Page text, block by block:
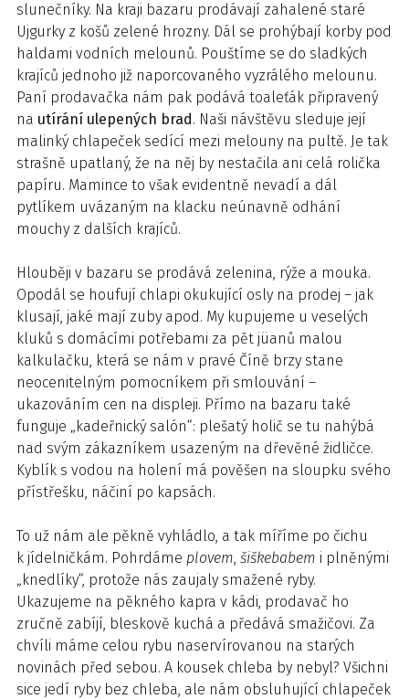
slunečníky. Na kraji bazaru prodávají zahalené staré
Ujgurky z košů zelené hrozny. Dál se prohýbají korby pod
haldami vodních melounů. Pouštíme se do sladkých
krajíců jednoho již naporcovaného vyzrálého melounu.
Paní prodavačka nám pak podává toaleťák připravený
na utírání ulepených brad. Naši návštěvu sleduje její
malinký chlapeček sedící mezi melouny na pultě. Je tak
strašně upatlaný, že na něj by nestačila ani celá rolička
papíru. Mamince to však evidentně nevadí a dál
pytlíkem uvázaným na klacku neúnavně odhání
mouchy z dalších krajíců.
Hlouběji v bazaru se prodává zelenina, rýže a mouka.
Opodál se houfují chlapi okukující osly na prodej – jak
klusají, jaké mají zuby apod. My kupujeme u veselých
kluků s domácími potřebami za pět jüanů malou
kalkulačku, která se nám v pravé Číně brzy stane
neocenitelným pomocníkem při smlouvání –
ukazováním cen na displeji. Přímo na bazaru také
funguje „kadeřnický salón“: plešatý holič se tu nahýbá
nad svým zákazníkem usazeným na dřevěné židličce.
Kyblík s vodou na holení má pověšen na sloupku svého
přístřešku, náčiní po kapsách.
To už nám ale pěkně vyhládlo, a tak míříme po čichu
k jídelničkám. Pohrdáme plovem, šiškebabem i plněnými
„knedlíky“, protože nás zaujaly smažené ryby.
Ukazujeme na pěkného kapra v kádi, prodavač ho
zručně zabíjí, bleskově kuchá a předává smažičovi. Za
chvíli máme celou rybu naservírovanou na starých
novinách před sebou. A kousek chleba by nebyl? Všichni
sice jedí ryby bez chleba, ale nám obsluhující chlapeček